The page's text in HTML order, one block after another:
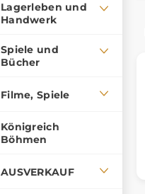
Lagerleben und
Handwerk
Spiele und
Bücher
Filme, Spiele
Königreich
Böhmen
AUSVERKAUF